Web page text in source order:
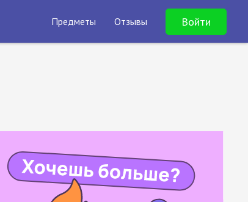
Предметы Отзывы Войти